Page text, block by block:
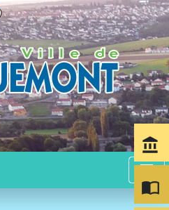
menu
account_balance
import_contacts